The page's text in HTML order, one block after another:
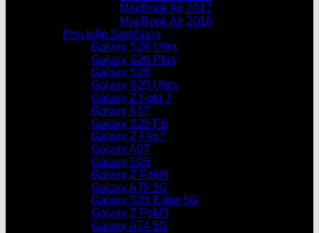
MacBook Air 2017
MacBook Air 2016
Phụ kiện SamSung
Galaxy S26 Ultra
Galaxy S26 Plus
Galaxy S26
Galaxy S25 Ultra
Galaxy Z Fold 7
Galaxy A17
Galaxy S25 FE
Galaxy Z Flip7
Galaxy A07
Galaxy S25
Galaxy Z Fold6
Galaxy A75 5G
Galaxy S25 Edge 5G
Galaxy Z Fold5
Galaxy A74 5G